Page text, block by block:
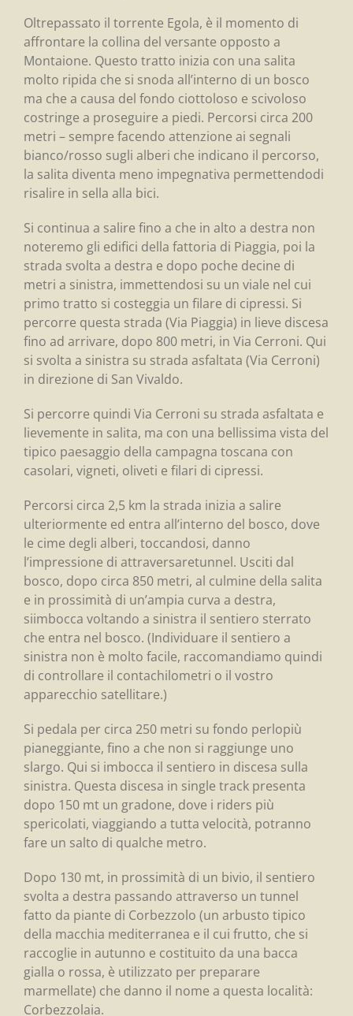
Oltrepassato il torrente Egola, è il momento di
affrontare la collina del versante opposto a
Montaione. Questo tratto inizia con una salita
molto ripida che si snoda all’interno di un bosco
ma che a causa del fondo ciottoloso e scivoloso
costringe a proseguire a piedi. Percorsi circa 200
metri – sempre facendo attenzione ai segnali
bianco/rosso sugli alberi che indicano il percorso,
la salita diventa meno impegnativa permettendodi
risalire in sella alla bici.
Si continua a salire fino a che in alto a destra non
noteremo gli edifici della fattoria di Piaggia, poi la
strada svolta a destra e dopo poche decine di
metri a sinistra, immettendosi su un viale nel cui
primo tratto si costeggia un filare di cipressi. Si
percorre questa strada (Via Piaggia) in lieve discesa
fino ad arrivare, dopo 800 metri, in Via Cerroni. Qui
si svolta a sinistra su strada asfaltata (Via Cerroni)
in direzione di San Vivaldo.
Si percorre quindi Via Cerroni su strada asfaltata e
lievemente in salita, ma con una bellissima vista del
tipico paesaggio della campagna toscana con
casolari, vigneti, oliveti e filari di cipressi.
Percorsi circa 2,5 km la strada inizia a salire
ulteriormente ed entra all’interno del bosco, dove
le cime degli alberi, toccandosi, danno
l’impressione di attraversaretunnel. Usciti dal
bosco, dopo circa 850 metri, al culmine della salita
e in prossimità di un’ampia curva a destra,
siimbocca voltando a sinistra il sentiero sterrato
che entra nel bosco. (Individuare il sentiero a
sinistra non è molto facile, raccomandiamo quindi
di controllare il contachilometri o il vostro
apparecchio satellitare.)
Si pedala per circa 250 metri su fondo perlopiù
pianeggiante, fino a che non si raggiunge uno
slargo. Qui si imbocca il sentiero in discesa sulla
sinistra. Questa discesa in single track presenta
dopo 150 mt un gradone, dove i riders più
spericolati, viaggiando a tutta velocità, potranno
fare un salto di qualche metro.
Dopo 130 mt, in prossimità di un bivio, il sentiero
svolta a destra passando attraverso un tunnel
fatto da piante di Corbezzolo (un arbusto tipico
della macchia mediterranea e il cui frutto, che si
raccoglie in autunno e costituito da una bacca
gialla o rossa, è utilizzato per preparare
marmellate) che danno il nome a questa località:
Corbezzolaia.